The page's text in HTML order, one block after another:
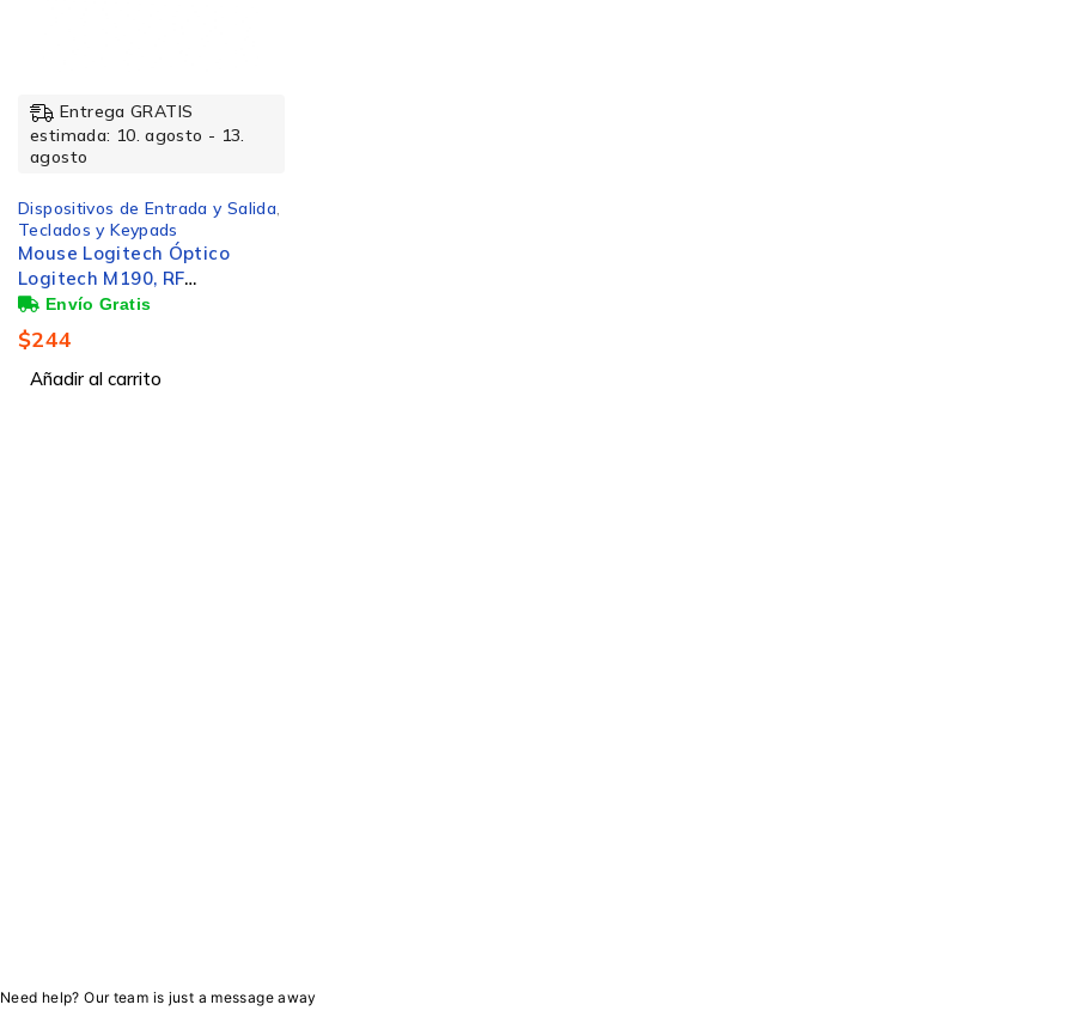
Entrega GRATIS
estimada: 10. agosto - 13.
agosto
Dispositivos de Entrada y Salida
Teclados y Keypads
Mouse Logitech Óptico
Logitech M190, RF
Inalámbrico, 1000DPI, Gris
$244
Añadir al carrito
Need help? Our team is just a message away